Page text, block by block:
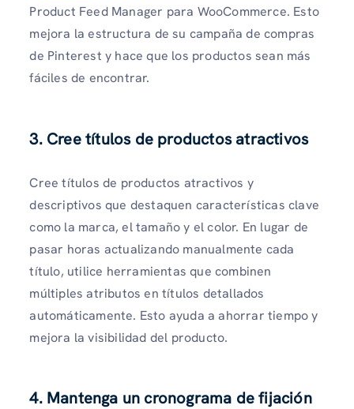
Product Feed Manager para WooCommerce. Esto
mejora la estructura de su campaña de compras
de Pinterest y hace que los productos sean más
fáciles de encontrar.
3. Cree títulos de productos atractivos
Cree títulos de productos atractivos y
descriptivos que destaquen características clave
como la marca, el tamaño y el color. En lugar de
pasar horas actualizando manualmente cada
título, utilice herramientas que combinen
múltiples atributos en títulos detallados
automáticamente. Esto ayuda a ahorrar tiempo y
mejora la visibilidad del producto.
4. Mantenga un cronograma de fijación